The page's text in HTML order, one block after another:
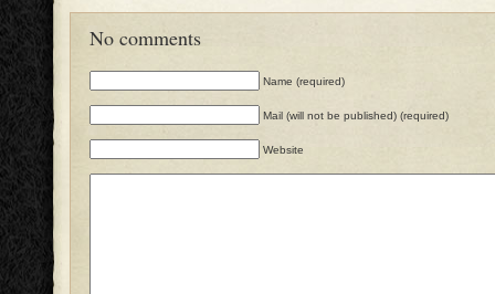
No comments
Name (required)
Mail (will not be published) (required)
Website